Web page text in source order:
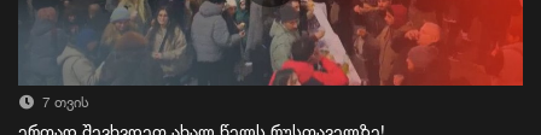
7 თვის